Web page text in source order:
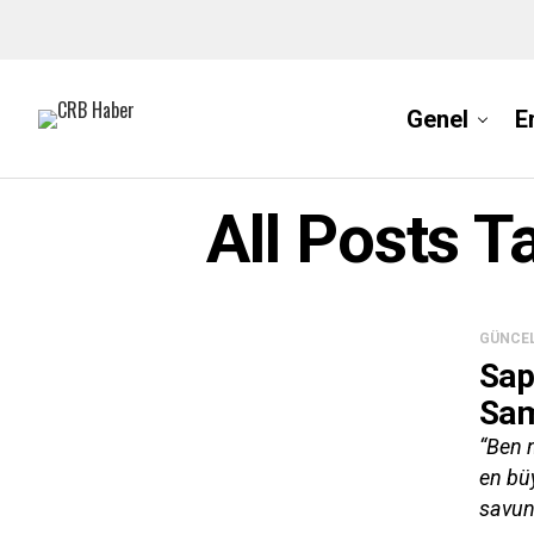
Genel
All Posts
“Ben
en